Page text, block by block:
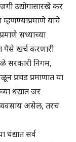
उद्योगासारखे कर
म्हणण्याप्रमाणे याचे
सध्याच्या
पैसे खर्च करणारी
सरकारी निगम,
प्रचंड प्रमाणात या
धंद्यात जर
असेल, तरच
धंद्यात सर्व